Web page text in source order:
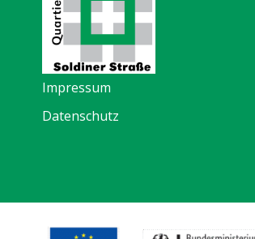
Impressum
Datenschutz